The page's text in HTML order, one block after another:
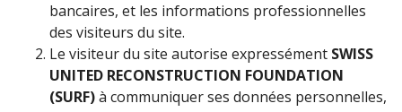
bancaires, et les informations professionnelles
des visiteurs du site.
Le visiteur du site autorise expressément SWISS
UNITED RECONSTRUCTION FOUNDATION
(SURF)à communiquer ses données personnelles,